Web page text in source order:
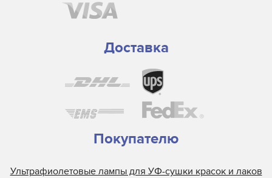
Доставка
Покупателю
Ультрафиолетовые лампы для УФ-сушки красок и лаков